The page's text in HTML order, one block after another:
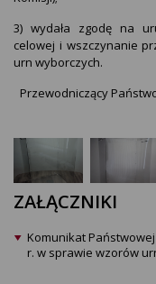
3) wydała zgodę na
celowej i wszczynanie
urn wyborczych.
Przewodniczący
ZAŁĄCZNIKI
Komunikat
r. w sprawie wzorów